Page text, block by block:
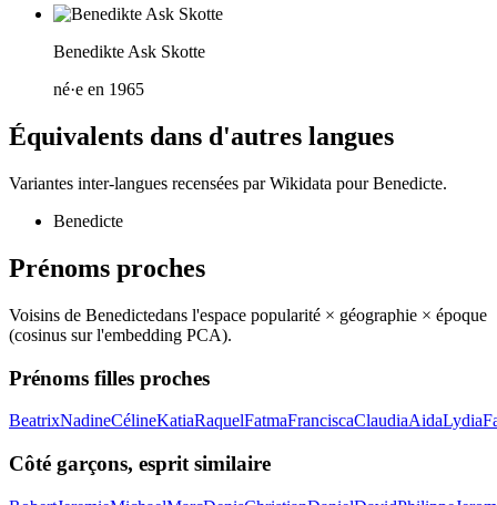
Benedikte Ask Skotte
né·e en 1965
Équivalents dans d'autres langues
Variantes inter-langues recensées par Wikidata pourBenedicte.
Benedicte
Prénoms proches
Voisins de Benedictedans l'espace popularité × géographie × époque
(cosinus sur l'embedding PCA).
Prénoms filles proches
BeatrixNadineCélineKatiaRaquelFatmaFranciscaClaudiaAidaLydia
Côté garçons, esprit similaire